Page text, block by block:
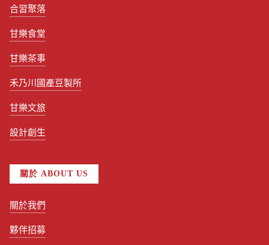
合習聚落
甘樂食堂
甘樂茶事
禾乃川國產豆製所
甘樂文旅
設計創生
關於 ABOUT US
關於我們
夥伴招募